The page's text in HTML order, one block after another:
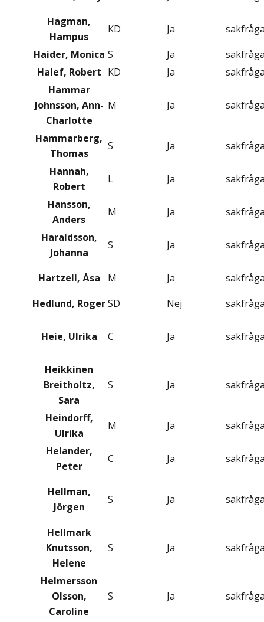
Hagman,
Hampus
KD Ja
Haider, Monica S Ja
Halef, Robert KD Ja
Hammar
Johnsson, Ann-
Charlotte
M Ja
Hammarberg,
Thomas
S Ja
Hannah,
Robert
L Ja
Hansson,
Anders
M Ja
Haraldsson,
Johanna
S Ja
Hartzell, Åsa M Ja
Hedlund, RogerSD Nej
Heie, Ulrika C Ja
Heikkinen
Breitholtz,
Sara
S Ja
Heindorff,
Ulrika
M Ja
Helander,
Peter
C Ja
Hellman,
Jörgen
S Ja
Hellmark
Knutsson,
Helene
S Ja
Helmersson
Olsson,
Caroline
S Ja